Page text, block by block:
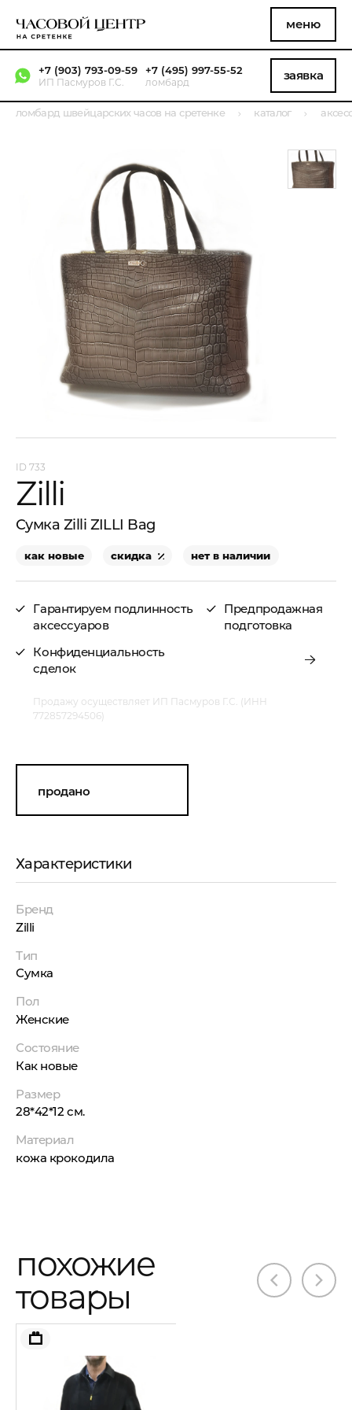
меню
+7 (903) 793-09-59
ИП Пасмуров Г.С.
+7 (495) 997-55-52
ломбард заявка
ломбард швейцарских часов на сретенке каталог
733
Zilli
Сумка Zilli ZILLI Bag
как новые скидка нет в наличии
Гарантируем подлинность
аксессуаров
Конфиденциальность
сделок
Предпродажная
подготовка
Продажу осуществляет ИП Пасмуров Г.С. (ИНН
772857294506)
продано
Характеристики
Бренд
Zilli
Тип
Сумка
Пол
Женские
Состояние
Как новые
Размер
28*42*12 см.
Материал
кожа крокодила
похожие
товары